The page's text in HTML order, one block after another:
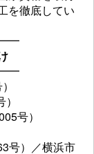
を徹底してい
号）
号）／横浜市